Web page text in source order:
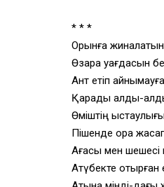
* * *
Орынға жиналатын
Өзара уағдасын
Ант етіп
Қарады алды-
Өміштің
Пішенде қора жасап
Ағасы мен шешесі
Ақтүбекте отырған